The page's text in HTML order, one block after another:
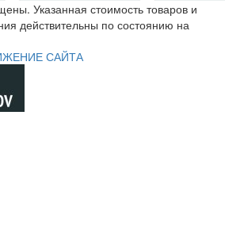
Указанная стоимость товаров и
действительны по состоянию на
САЙТА